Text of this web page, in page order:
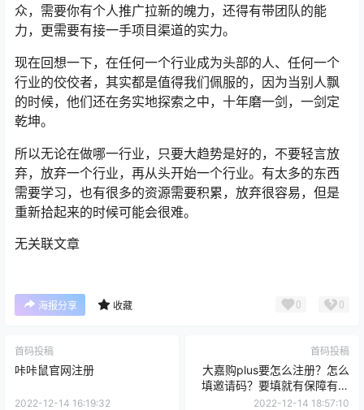
众，需要你有个人推广拉新的魄力，还得有带团队的能
力，更需要有接一手项目渠道的实力。
现在回想一下，在任何一个行业成为头部的人、任何一个
行业的佼佼者，其实都是值得我们佩服的，因为当别人飘
的时候，他们还在务实地探索之中，十年磨一剑，一剑定
乾坤。
所以无论在做哪一行业，只要大趋势是好的，不要轻言放
弃，放弃一个行业，再从头开始一个行业。有太多的东西
需要学习，也有很多的资源需要积累，放弃很容易，但是
重新拾起来的时候可能会很难。
无关联文章
海报分享 收藏 0 0
首码投稿
咔咔鼠官网注册
2022-12-14 16:19:32
首码投稿
大嘉购plus要怎么注册？怎么
填邀请码？要填就有保障有官
方售后的。
2022-12-14 18:57:10